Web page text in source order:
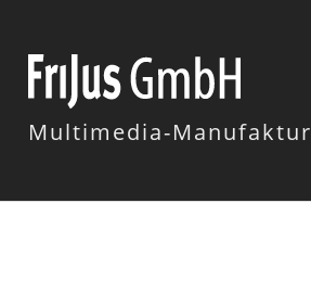
Multimedia-Manufaktur